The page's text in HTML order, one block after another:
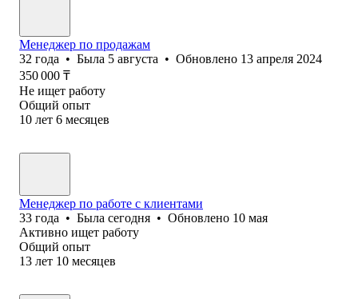
Менеджер по продажам
32 года • Была 5 августа • Обновлено 13 апреля 2024
350 000 ₸
Не ищет работу
Общий опыт
10 лет 6 месяцев
Менеджер по работе с клиентами
33 года • Была сегодня • Обновлено 10 мая
Активно ищет работу
Общий опыт
13 лет 10 месяцев